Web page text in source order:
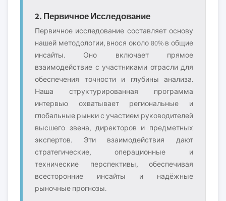
2. Первичное Исследование
Первичное исследование составляет основу
нашей методологии, внося около 80% в общие
инсайты. Оно включает прямое
взаимодействие с участниками отрасли для
обеспечения точности и глубины анализа.
Наша структурированная программа
интервью охватывает региональные и
глобальные рынки с участием руководителей
высшего звена, директоров и предметных
экспертов. Эти взаимодействия дают
стратегические, операционные и
технические перспективы, обеспечивая
всесторонние инсайты и надёжные
рыночные прогнозы.